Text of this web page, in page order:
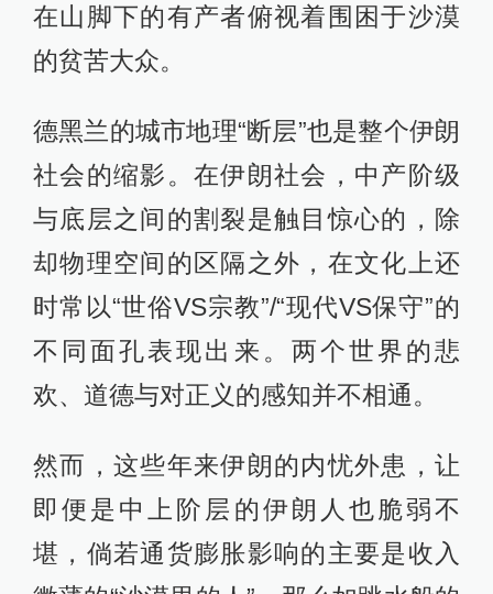
在山脚下的有产者俯视着围困于沙漠
的贫苦大众。
德黑兰的城市地理“断层”也是整个伊朗
社会的缩影。在伊朗社会，中产阶级
与底层之间的割裂是触目惊心的，除
却物理空间的区隔之外，在文化上还
时常以“世俗VS宗教”/“现代VS保守”的
不同面孔表现出来。两个世界的悲
欢、道德与对正义的感知并不相通。
然而，这些年来伊朗的内忧外患，让
即便是中上阶层的伊朗人也脆弱不
堪，倘若通货膨胀影响的主要是收入